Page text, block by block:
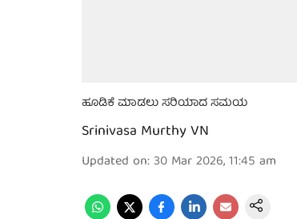
ಹೂಡಿಕೆ ಮಾಡಲು ಸರಿಯಾದ ಸಮಯ
Srinivasa Murthy VN
Updated on:30 Mar 2026, 11:45 am